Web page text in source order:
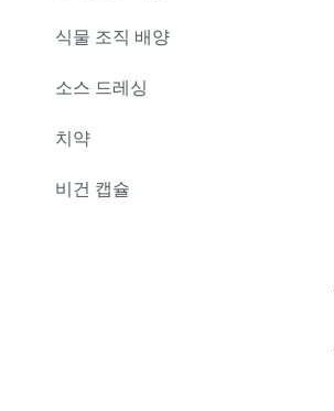
식물 조직 배양
소스 드레싱
치약
비건 캡슐